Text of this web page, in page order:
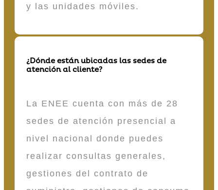
y las unidades móviles.
¿Dónde están ubicadas las sedes de
atención al cliente?
La ENEE cuenta con más de 28
sedes de atención presencial a
nivel nacional donde puedes
realizar consultas generales,
gestiones del contrato de